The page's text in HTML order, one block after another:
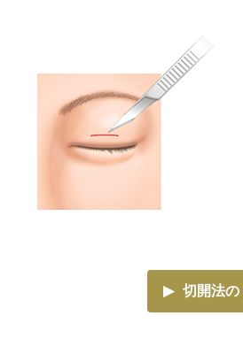
▶ 切開法の